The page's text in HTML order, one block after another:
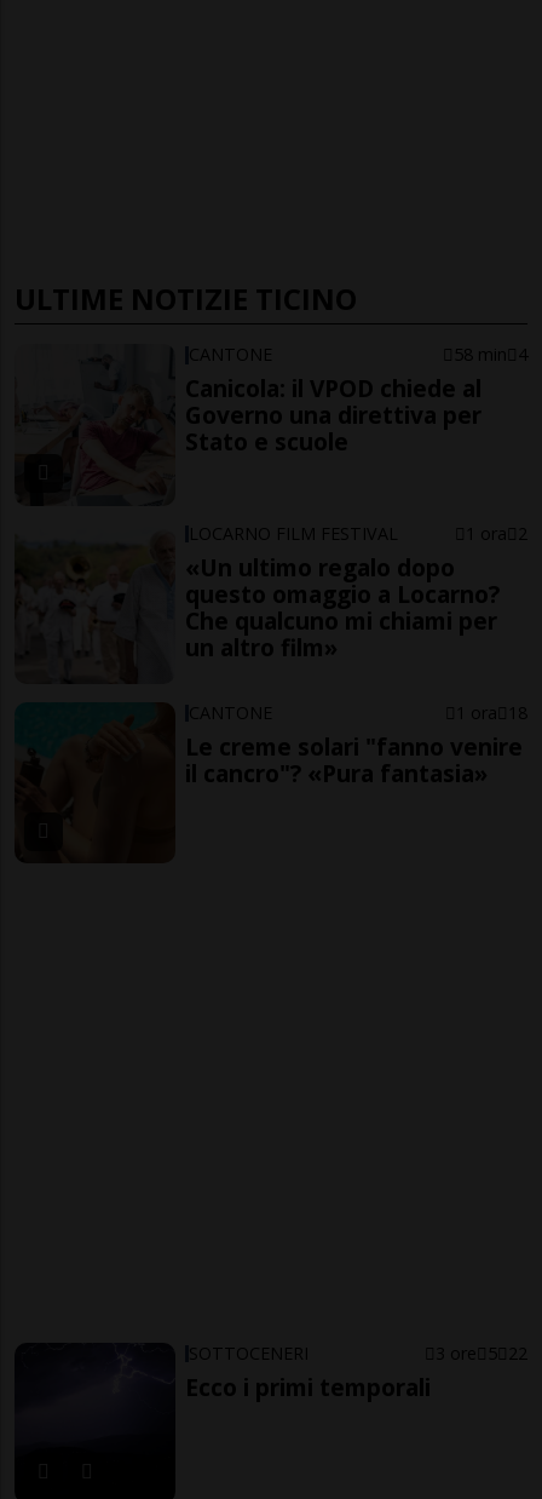
ULTIME NOTIZIE TICINO
CANTONE 58 min 4
Canicola: il VPOD chiede al
Governo una direttiva per
Stato e scuole
LOCARNO FILM FESTIVAL 1 ora 2
«Un ultimo regalo dopo
questo omaggio a Locarno?
Che qualcuno mi chiami per
un altro film»
CANTONE 1 ora 18
Le creme solari "fanno venire
il cancro"? «Pura fantasia»
SOTTOCENERI 3 ore 5 22
Ecco i primi temporali